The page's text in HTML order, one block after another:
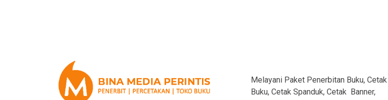
Melayani Paket Penerbitan Buku, Cetak
Buku, Cetak Spanduk, Cetak Banner,